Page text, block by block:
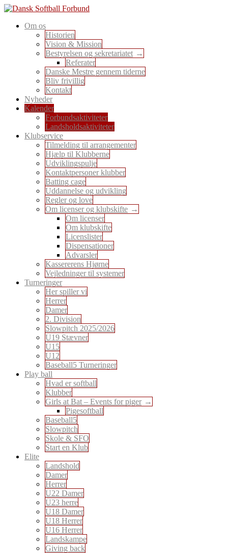
Skip
content
Dansk Softball Forbund
En sport for alle
Om os
Historien
Vision & Mission
Bestyrelsen og sekretariatet
Referater
Danske Mestre gennem tiderne
Bliv frivillig
Kontakt
Nyheder
Kalender
Forbundsaktiviteter
Landsholdsaktiviteter
Klubservice
Tilmelding til arrangementer
Hjælp til Klubberne
Udviklingspulje
Kontaktpersoner klubber
Batting cage
Uddannelse og udvikling
Regler og love
Om licenser og klubskifte
Om licenser
Om klubskifte
Licenslister
Dispensationer
Advarsler
Kassererens Hjørne
Vejledninger til systemer
Turneringer
Her spiller vi
Herrer
Damer
2. Division
Slowpitch 2025/2026
U19 Stævner
U15
U12
Baseball5 Turneringer
Play ball
Hvad er softball
Klubber
Girls at Bat – Events for piger
Pigesoftball
Baseball5
Slowpitch
Skole & SFO
Start en Klub
Elite
Landshold
Damer
Herrer
U22 Damer
U23 herre
U18 Damer
U18 Herrer
U16 Herrer
Landskampe
Giving back